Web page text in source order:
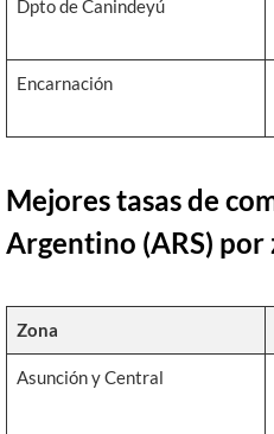
Dpto de Canindeyú
Encarnación
Mejores tasas de
Argentino (ARS) por
Zona
Asunción y Central